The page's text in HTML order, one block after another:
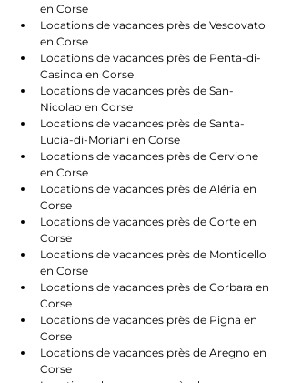
en Corse
Locations de vacances près de Vescovato
en Corse
Locations de vacances près de Penta-di-
Casinca en Corse
Locations de vacances près de San-
Nicolao en Corse
Locations de vacances près de Santa-
Lucia-di-Moriani en Corse
Locations de vacances près de Cervione
en Corse
Locations de vacances près de Aléria en
Corse
Locations de vacances près de Corte en
Corse
Locations de vacances près de Monticello
en Corse
Locations de vacances près de Corbara en
Corse
Locations de vacances près de Pigna en
Corse
Locations de vacances près de Aregno en
Corse